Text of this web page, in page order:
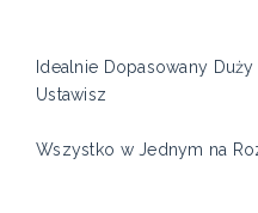
Idealnie Dopasowany
Ustawisz
Wszystko w Jednym na